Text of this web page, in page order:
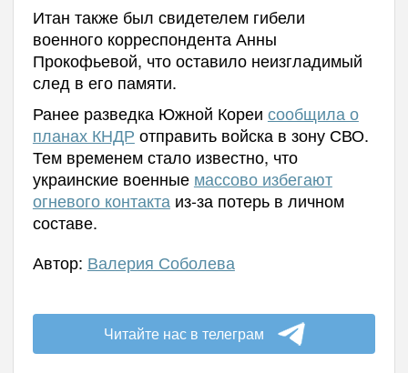
Итан также был свидетелем гибели
военного корреспондента Анны
Прокофьевой, что оставило неизгладимый
след в его памяти.
Ранее разведка Южной Кореи сообщила о
планах КНДР отправить войска в зону СВО.
Тем временем стало известно, что
украинские военные массово избегают
огневого контакта из-за потерь в личном
составе.
Автор: Валерия Соболева
Читайте нас в телеграм